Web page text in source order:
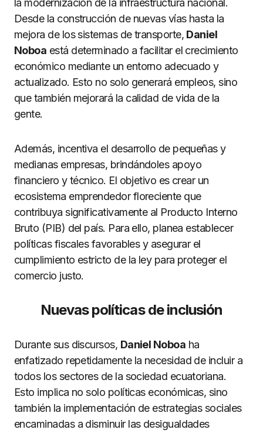
la modernización de la infraestructura nacional.
Desde la construcción de nuevas vías hasta la
mejora de los sistemas de transporte, Daniel
Noboa está determinado a facilitar el crecimiento
económico mediante un entorno adecuado y
actualizado. Esto no solo generará empleos, sino
que también mejorará la calidad de vida de la
gente.
Además, incentiva el desarrollo de pequeñas y
medianas empresas, brindándoles apoyo
financiero y técnico. El objetivo es crear un
ecosistema emprendedor floreciente que
contribuya significativamente al Producto Interno
Bruto (PIB) del país. Para ello, planea establecer
políticas fiscales favorables y asegurar el
cumplimiento estricto de la ley para proteger el
comercio justo.
Nuevas políticas de inclusión
Durante sus discursos, Daniel Noboa ha
enfatizado repetidamente la necesidad de incluir a
todos los sectores de la sociedad ecuatoriana.
Esto implica no solo políticas económicas, sino
también la implementación de estrategias sociales
encaminadas a disminuir las desigualdades